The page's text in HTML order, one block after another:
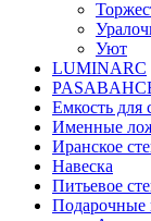
Уют
LUMINARC
Емкость для
Именные
Иранское
Навеска
Питьевое
Подарочные